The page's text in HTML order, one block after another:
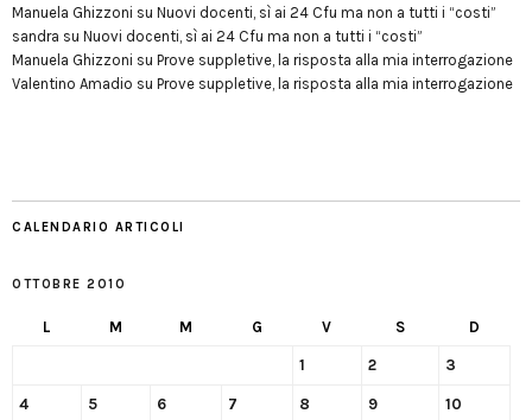
Manuela Ghizzoni su Nuovi docenti, sì ai 24 Cfu ma non a tutti i “costi”
sandra su Nuovi docenti, sì ai 24 Cfu ma non a tutti i “costi”
Manuela Ghizzoni su Prove suppletive, la risposta alla mia interrogazione
Valentino Amadio su Prove suppletive, la risposta alla mia interrogazione
CALENDARIO ARTICOLI
OTTOBRE 2010
L M M G V S D
1 2 3
4 5 6 7 8 9 10